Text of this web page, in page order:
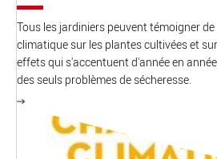
Tous les jardiniers peuvent témoigner
climatique sur les plantes cultivées et
effets qui s'accentuent d'année en
des seuls problèmes de sécheresse.